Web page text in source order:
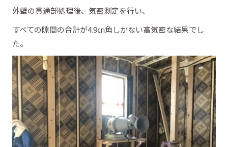
外壁の貫通部処理後、気密測定を行い、
すべての隙間の合計が4.9㎝角しかない高気密な結果でし
た。